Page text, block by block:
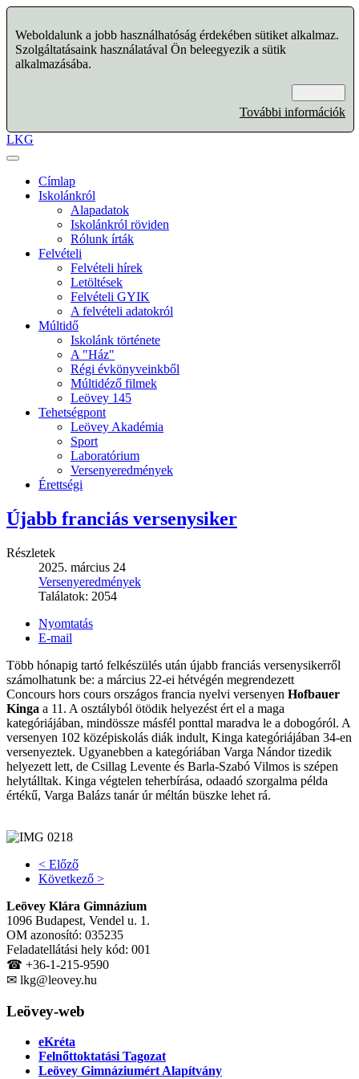
Weboldalunk a jobb használhatóság érdekében sütiket alkalmaz.
Szolgáltatásaink használatával Ön beleegyezik a sütik
alkalmazásába.
További információk
LKG
Címlap
Iskolánkról
Alapadatok
Iskolánkról röviden
Rólunk írták
Felvételi
Felvételi hírek
Letöltések
Felvételi GYIK
A felvételi adatokról
Múltidő
Iskolánk története
A "Ház"
Régi évkönyveinkből
Múltidéző filmek
Leövey 145
Tehetségpont
Leövey Akadémia
Sport
Laboratórium
Versenyeredmények
Érettségi
Újabb franciás versenysiker
Részletek
2025. március 24
Versenyeredmények
Találatok: 2054
Nyomtatás
E-mail
Több hónapig tartó felkészülés után újabb franciás versenysikerről
számolhatunk be: a március 22-ei hétvégén megrendezett
Concours hors cours országos francia nyelvi versenyen Hofbauer
Kinga a 11. A osztályból ötödik helyezést ért el a maga
kategóriájában, mindössze másfél ponttal maradva le a dobogóról. A
versenyen 102 középiskolás diák indult, Kinga kategóriájában 34-en
versenyeztek. Ugyanebben a kategóriában Varga Nándor tizedik
helyezett lett, de Csillag Levente és Barla-Szabó Vilmos is szépen
helytálltak. Kinga végtelen teherbírása, odaadó szorgalma példa
értékű, Varga Balázs tanár úr méltán büszke lehet rá.
< Előző
Következő >
Leövey Klára Gimnázium
1096 Budapest, Vendel u. 1.
OM azonosító: 035235
Feladatellátási hely kód: 001
☎ +36-1-215-9590
✉ lkg@leovey.hu
Leövey-web
eKréta
Felnőttoktatási Tagozat
Leövey Gimnáziumért Alapítvány